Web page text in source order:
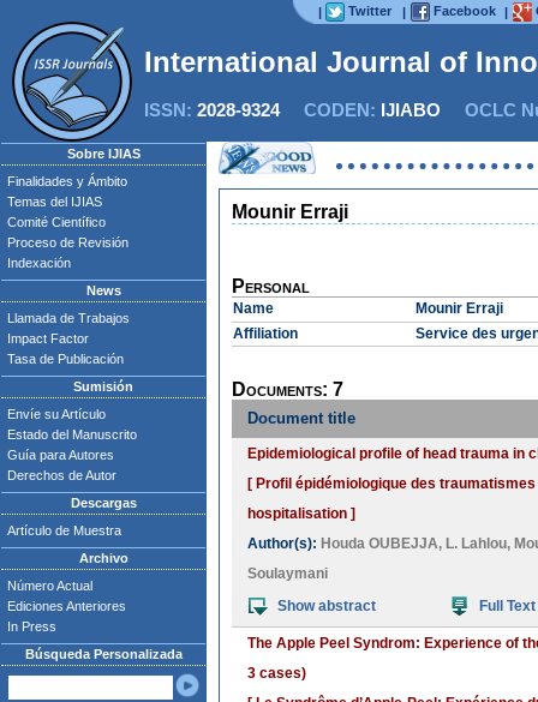
| Twitter | Facebook |
International Journal of
ISSN: 2028-9324CODEN: IJIABO OCLC
Sobre IJIAS
Finalidades y Ámbito
Temas del IJIAS
Comité Científico
Proceso de Revisión
Indexación
News
Llamada de Trabajos
Impact Factor
Tasa de Publicación
Sumisión
Envíe su Artículo
Estado del Manuscrito
Guía para Autores
Derechos de Autor
Descargas
Artículo de Muestra
Archivo
Número Actual
Ediciones Anteriores
In Press
Búsqueda Personalizada
Mounir Erraji
Personal
Name
Mounir Erraji
Affiliation
Service des
Documents: 7
Document title
Epidemiological profile of head trauma in
[ Profil épidémiologique des
hospitalisation ]
Author(s): Houda OUBEJJA, L. Lahlou,
Soulaymani
Show abstract
Full Text
The Apple Peel Syndrom: Experience of
3 cases)